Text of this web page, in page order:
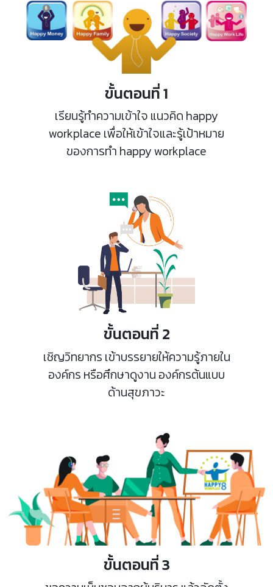
ขั้นตอนที่ 1
เรียนรู้ทำความเข้าใจ แนวคิด happy
workplace เพื่อให้เข้าใจและรู้เป้าหมาย
ของการทำ happy workplace
ขั้นตอนที่ 2
เชิญวิทยากร เข้าบรรยายให้ความรู้ภายใน
องค์กร หรือศึกษาดูงาน องค์กรต้นแบบ
ด้านสุขภาวะ
ขั้นตอนที่ 3